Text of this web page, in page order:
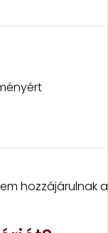
hozzájárulnak a